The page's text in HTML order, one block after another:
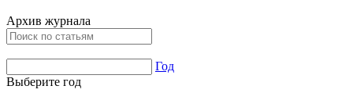
Архив журнала
Год
Выберите год